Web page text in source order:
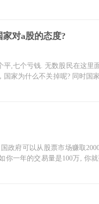
对a股的态度?
,七个亏钱. 无数股民在这里
家为什么不关掉呢? 同时国
政府可以从股票市场赚取
一年的交易量是100万, 你